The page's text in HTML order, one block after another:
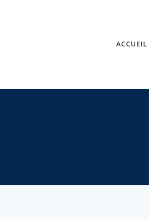
ACCUEIL